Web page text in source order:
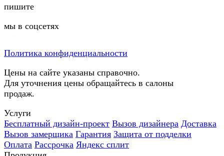
пишите
мы в соцсетях
Политика конфиденциальности
Цены на сайте указаны справочно.
Для уточнения цены обращайтесь в салоны
продаж.
Услуги
Бесплатный дизайн-проект Вызов дизайнера Доставка
Вызов замерщика Гарантия Защита от подделки
Оплата Рассрочка Яндекс сплит